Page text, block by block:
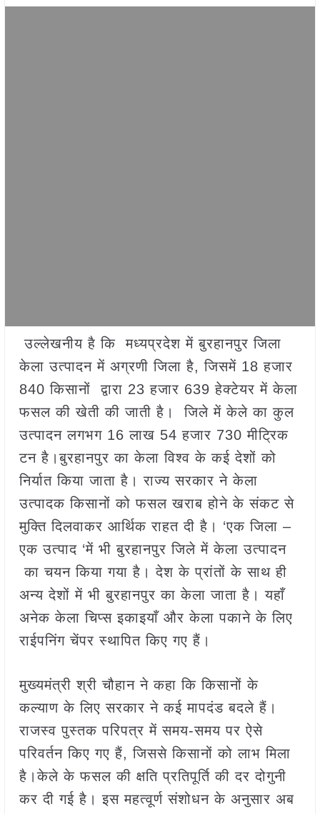
उल्लेखनीय है कि मध्यप्रदेश में बुरहानपुर जिला
केला उत्पादन में अग्रणी जिला है, जिसमें 18 हजार
840 किसानों द्वारा 23 हजार 639 हेक्टेयर में केला
फसल की खेती की जाती है। जिले में केले का कुल
उत्पादन लगभग 16 लाख 54 हजार 730 मीट्रिक
टन है।बुरहानपुर का केला विश्व के कई देशों को
निर्यात किया जाता है। राज्य सरकार ने केला
उत्पादक किसानों को फसल खराब होने के संकट से
मुक्ति दिलवाकर आर्थिक राहत दी है। ‘एक जिला –
एक उत्पाद ‘में भी बुरहानपुर जिले में केला उत्पादन
का चयन किया गया है। देश के प्रांतों के साथ ही
अन्य देशों में भी बुरहानपुर का केला जाता है। यहाँ
अनेक केला चिप्स इकाइयाँ और केला पकाने के लिए
राईपनिंग चेंपर स्थापित किए गए हैं।
मुख्यमंत्री श्री चौहान ने कहा कि किसानों के
कल्याण के लिए सरकार ने कई मापदंड बदले हैं।
राजस्व पुस्तक परिपत्र में समय-समय पर ऐसे
परिवर्तन किए गए हैं, जिससे किसानों को लाभ मिला
है।केले के फसल की क्षति प्रतिपूर्ति की दर दोगुनी
कर दी गई है। इस महत्वूर्ण संशोधन के अनुसार अब